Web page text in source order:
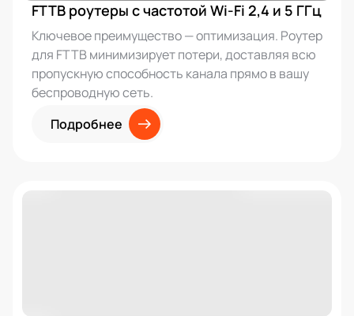
FTTB роутеры с частотой Wi-Fi 2,4 и 5 ГГц
Ключевое преимущество — оптимизация. Роутер
для FTTB минимизирует потери, доставляя всю
пропускную способность канала прямо в вашу
беспроводную сеть.
Подробнее